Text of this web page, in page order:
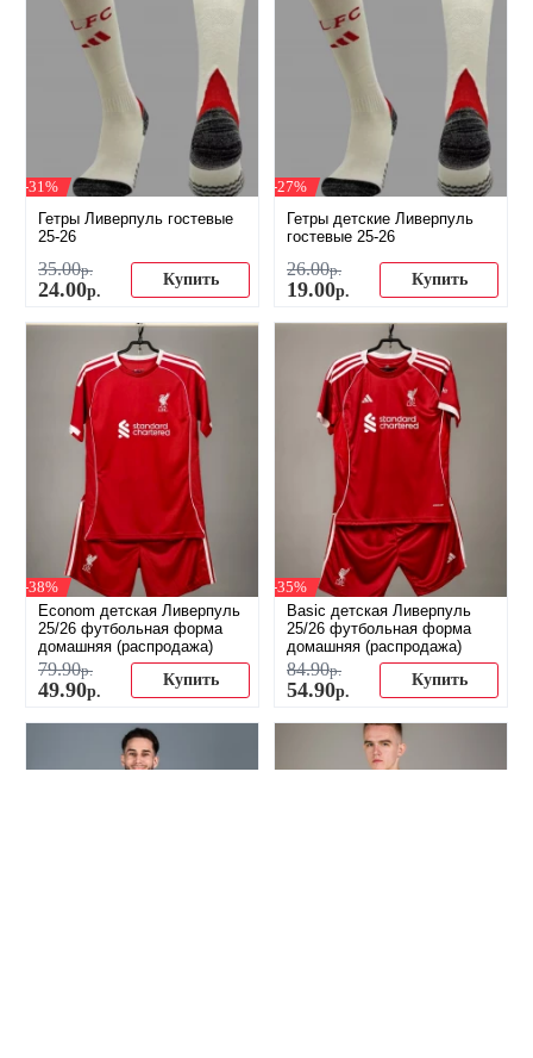
-31%
Гетры Ливерпуль гостевые
25-26
35.00р.
24.00р.
Купить
-27%
Гетры детские Ливерпуль
гостевые 25-26
26.00р.
19.00р.
Купить
-38%
Econom детская Ливерпуль
25/26 футбольная форма
домашняя (распродажа)
79.90р.
49.90р.
Купить
-35%
Basic детская Ливерпуль
25/26 футбольная форма
домашняя (распродажа)
84.90р.
54.90р.
Купить